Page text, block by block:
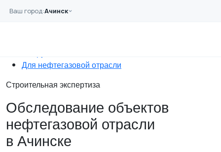
Ваш город:Ачинск
Главная
Для нефтегазовой отрасли
Строительная экспертиза
Обследование объектов
нефтегазовой отрасли
в Ачинске